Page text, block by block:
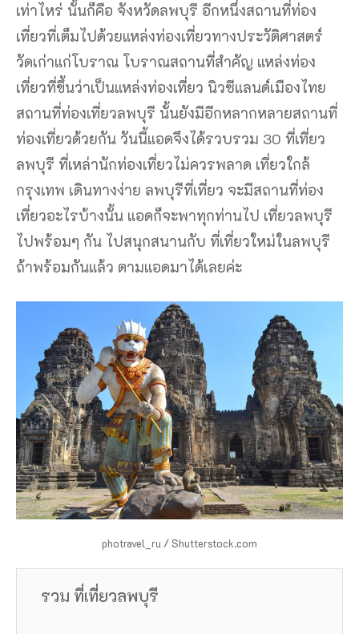
เท่าไหร่ นั้นก็คือ จังหวัดลพบุรี อีกหนึ่งสถานที่ท่อง
เที่ยวที่เต็มไปด้วยแหล่งท่องเที่ยวทางประวัติศาสตร์
วัดเก่าแก่โบราณ โบราณสถานที่สำคัญ แหล่งท่อง
เที่ยวที่ขึ้นว่าเป็นแหล่งท่องเที่ยว นิวซีแลนด์เมืองไทย
สถานที่ท่องเที่ยวลพบุรี นั้นยังมีอีกหลากหลายสถานที่
ท่องเที่ยวด้วยกัน วันนี้แอดจึงได้รวบรวม 30 ที่เที่ยว
ลพบุรี ที่เหล่านักท่องเที่ยวไม่ควรพลาด เที่ยวใกล้
กรุงเทพ เดินทางง่าย ลพบุรีที่เที่ยว จะมีสถานที่ท่อง
เที่ยวอะไรบ้างนั้น แอดก็จะพาทุกท่านไป เที่ยวลพบุรี
ไปพร้อมๆ กัน ไปสนุกสนานกับ ที่เที่ยวใหม่ในลพบุรี
ถ้าพร้อมกันแล้ว ตามแอดมาได้เลยค่ะ
photravel_ru / Shutterstock.com
รวม ที่เที่ยวลพบุรี